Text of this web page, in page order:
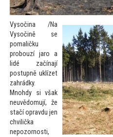
Vysočina /Na
Vysočině se
pomaličku
probouzí jaro a
lidé začínají
postupně uklízet
zahrádky.
Mnohdy si však
neuvědomují, že
stačí opravdu jen
chvilička
nepozornosti,